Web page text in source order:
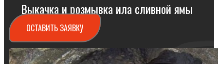
Выкачка и розмывка ила сливной ямы
ОСТАВИТЬ ЗАЯВКУ